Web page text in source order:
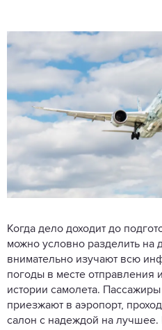
Когда дело доходит до
можно условно разделить на
внимательно изучают всю
погоды в месте отправления
истории самолета.
приезжают в аэропорт,
салон с надеждой на